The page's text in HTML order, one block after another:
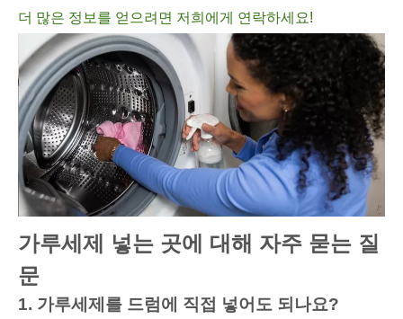
더 많은 정보를 얻으려면 저희에게 연락하세요!
가루세제 넣는 곳에 대해 자주 묻는 질
문
1. 가루세제를 드럼에 직접 넣어도 되나요?